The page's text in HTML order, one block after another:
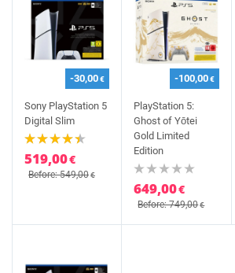
-30,00€
Sony PlayStation 5
Digital Slim
519,00€
Before: 549,00€
-100,00€
PlayStation 5:
Ghost of Yōtei
Gold Limited
Edition
649,00€
Before: 749,00€